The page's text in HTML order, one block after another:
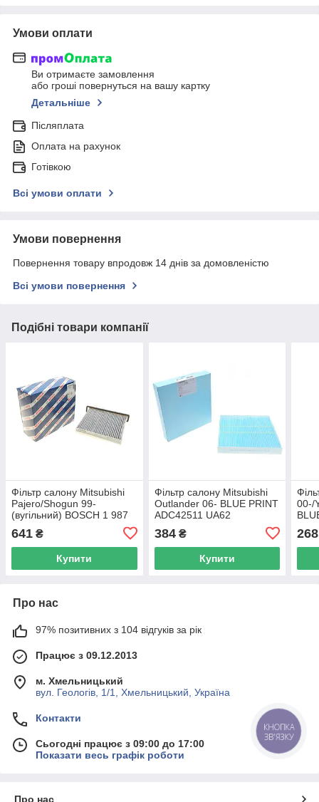
Умови оплати
Ви отримаєте замовлення
або гроші повернуться на вашу картку
Детальніше
Післяплата
Оплата на рахунок
Готівкою
Всі умови оплати
Умови повернення
Повернення товару впродовж 14 днів за домовленістю
Всі умови повернення
Подібні товари компанії
Фільтр салону Mitsubishi
Pajero/Shogun 99-
(вугільний) BOSCH 1 987
641 ₴
Купити
Фільтр салону Mitsubishi
Outlander 06- BLUE PRINT
ADC42511 UA62
384₴
Купити
00-/
268
Про нас
97% позитивних з 104 відгуків за рік
Працює з 09.12.2013
м. Хмельницький
вул. Геологів, 1/1, Хмельницький, Україна
Контакти
Сьогодні працює з 09:00 до 17:00
Показати весь графік роботи
Про нас
КНОПКА
ЗВ'ЯЗКУ